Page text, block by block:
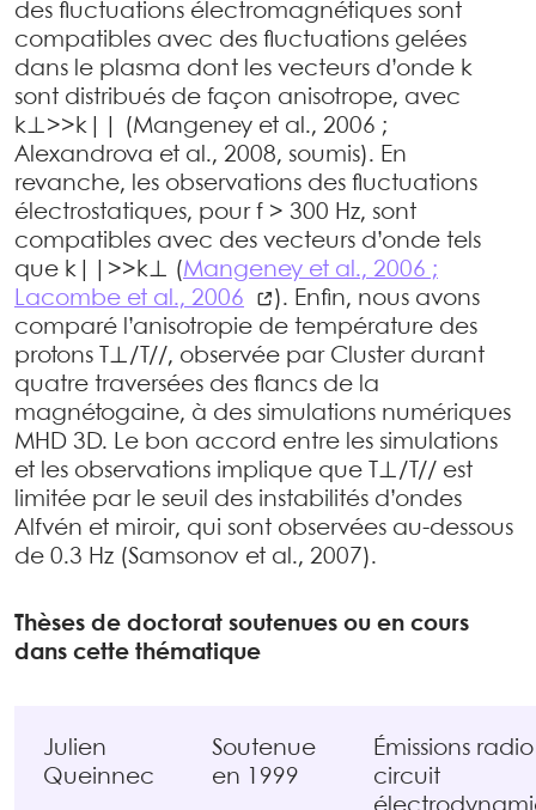
des fluctuations électromagnétiques sont
compatibles avec des fluctuations gelées
dans le plasma dont les vecteurs d’onde k
sont distribués de façon anisotrope, avec
k⊥>>k|| (Mangeney et al., 2006 ;
Alexandrova et al., 2008, soumis). En
revanche, les observations des fluctuations
électrostatiques, pour f > 300 Hz, sont
compatibles avec des vecteurs d’onde tels
que k||>>k⊥ (Mangeney et al., 2006 ;
Lacombe et al., 2006
). Enfin, nous avons
comparé l’anisotropie de température des
protons T⊥/T//, observée par Cluster durant
quatre traversées des flancs de la
magnétogaine, à des simulations numériques
MHD 3D. Le bon accord entre les simulations
et les observations implique que T⊥/T// est
limitée par le seuil des instabilités d’ondes
Alfvén et miroir, qui sont observées au-dessous
de 0.3 Hz (Samsonov et al., 2007).
Thèses de doctorat soutenues ou en cours
dans cette thématique
Julien
Queinnec
Soutenue
en 1999
Émissions
circuit